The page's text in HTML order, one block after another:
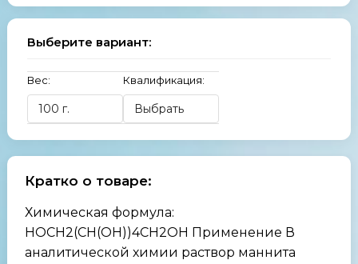
Выберите вариант:
Вес: Квалификация:
Кратко о товаре:
Химическая формула:
HOCH2(CH(OH))4CH2OH Применение В
аналитической химии раствор маннита